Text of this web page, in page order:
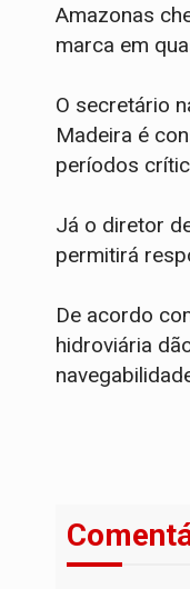
Amazonas
marca em
O secretário
Madeira é
períodos
Já o diretor
permitirá
De acordo
hidroviária